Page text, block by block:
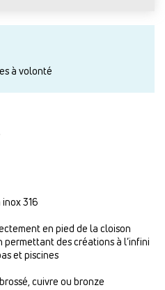
à volonté
316
en pied de la cloison
des créations à l’infini
et piscines
cuivre ou bronze